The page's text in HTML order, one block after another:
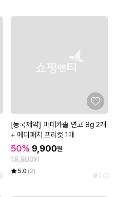
[동국제약] 마데카솔 연고 8g 2개
+ 메디패치 프리컷 1매
50% 9,900원
19,900원
5.0 (2)
광고